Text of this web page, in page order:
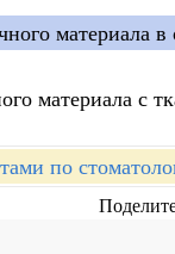
материала в
материала с
по